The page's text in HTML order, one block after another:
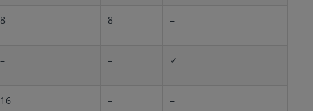
8 8 –
– – ✓
16 – –